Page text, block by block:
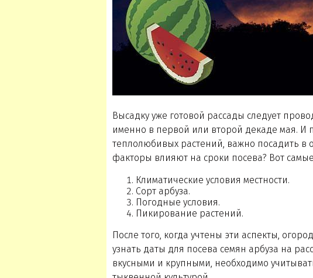
Высадку уже готовой рассады следует
именно в первой или второй декаде мая. И
теплолюбивых растений, важно посадить в
факторы влияют на сроки посева? Вот
Климатические условия местности.
Сорт арбуза.
Погодные условия.
Пикирование растений.
После того, когда учтены эти аспекты,
узнать даты для посева семян арбуза на
вкусными и крупными, необходимо